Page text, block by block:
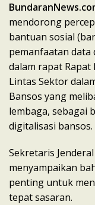
mendorong
bantuan sosial
pemanfaatan data
dalam rapat
Lintas Sektor
Bansos yang
lembaga, sebagai
digitalisasi bansos.
Sekretaris
menyampaikan
penting untuk
tepat sasaran.